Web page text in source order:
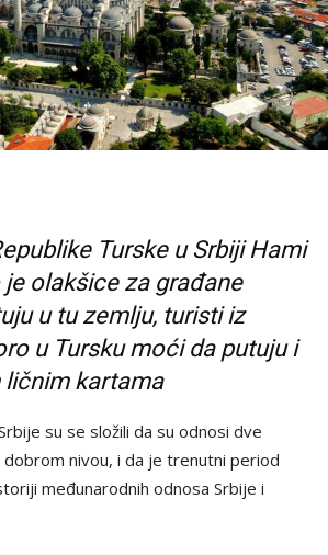
Turske u Srbiji Hami
olakšice za građane
u tu zemlju, turisti iz
u Tursku moći da putuju i
kartama
su se složili da su odnosi dve
nivou, i da je trenutni period
međunarodnih odnosa Srbije i